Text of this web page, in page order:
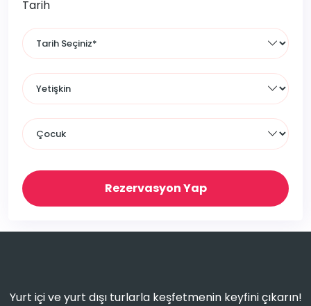
Tarih
Rezervasyon Yap
Yurt içi ve yurt dışı turlarla keşfetmenin keyfini çıkarın!